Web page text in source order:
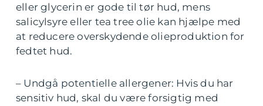
eller glycerin er gode til tør hud, mens
salicylsyre eller tea tree olie kan hjælpe med
at reducere overskydende olieproduktion for
fedtet hud.
– Undgå potentielle allergener: Hvis du har
sensitiv hud, skal du være forsigtig med